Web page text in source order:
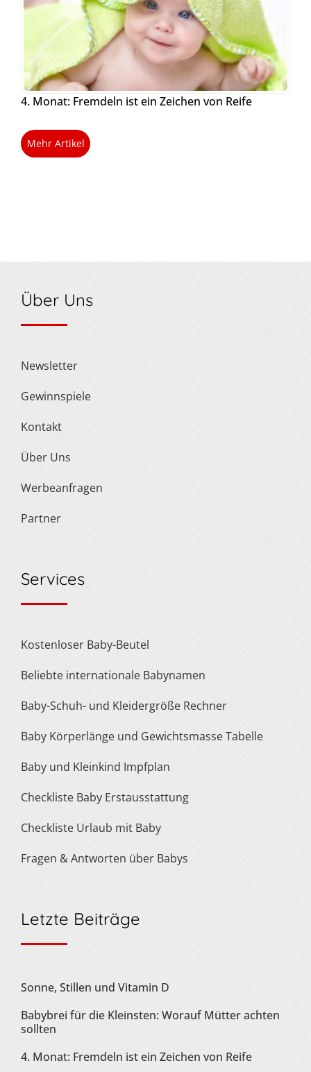
4. Monat: Fremdeln ist ein Zeichen von Reife
Mehr Artikel
Über Uns
Newsletter
Gewinnspiele
Kontakt
Über Uns
Werbeanfragen
Partner
Services
Kostenloser Baby-Beutel
Beliebte internationale Babynamen
Baby-Schuh- und Kleidergröße Rechner
Baby Körperlänge und Gewichtsmasse Tabelle
Baby und Kleinkind Impfplan
Checkliste Baby Erstausstattung
Checkliste Urlaub mit Baby
Fragen & Antworten über Babys
Letzte Beiträge
Sonne, Stillen und Vitamin D
Babybrei für die Kleinsten: Worauf Mütter achten
sollten
4. Monat: Fremdeln ist ein Zeichen von Reife